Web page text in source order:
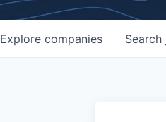
Search
Explore companies